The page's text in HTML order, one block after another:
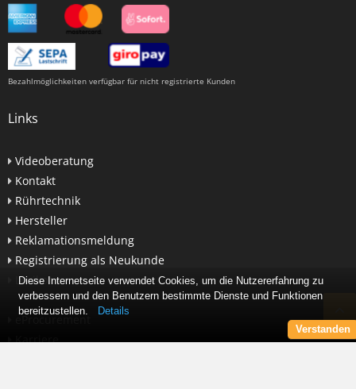
Bezahlmöglichkeiten verfügbar für nicht registrierte Kunden
Links
Videoberatung
Kontakt
Rührtechnik
Hersteller
Reklamationsmeldung
Registrierung als Neukunde
Lexikon
eProcurement
Karriere
Diese Internetseite verwendet Cookies, um die Nutzererfahrung zu
verbessern und den Benutzern bestimmte Dienste und Funktionen
bereitzustellen.
Details
Verstanden